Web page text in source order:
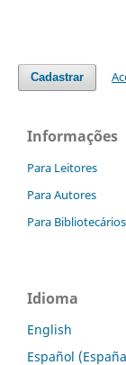
Cadastrar
Informações
Para Leitores
Para Autores
Para Bibliotecários
Idioma
English
Español